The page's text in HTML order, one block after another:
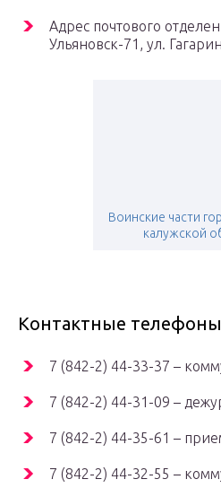
Адрес почтового
Ульяновск-71, ул.
Воинские части
калужской
Контактные телефоны
7 (842-2) 44-33-37 –
7 (842-2) 44-31-09 –
7 (842-2) 44-35-61 –
7 (842-2) 44-32-55 –